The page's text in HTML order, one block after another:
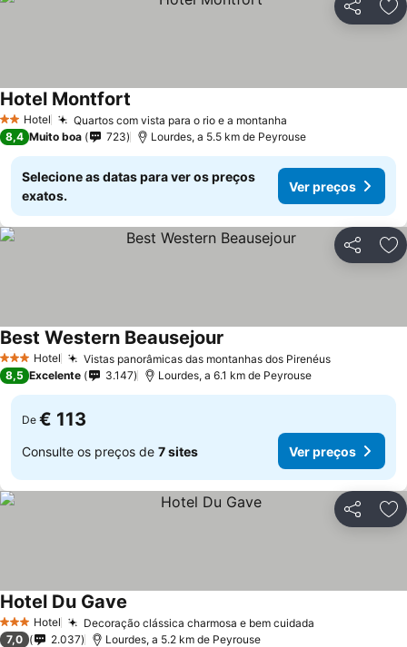
Partilhar
2 Estrelas
Hotel Quartos com vista para o rio e a montanha
Hotel Montfort
8,4 Muito boa 723 Lourdes, a 5.5 km de Peyrouse
Selecione as datas para ver os preços
exatos.
Ver preços
Partilhar
3 EstrelasHotel Vistas panorâmicas das montanhas dos Pirenéus
Best Western Beausejour
8,5 Excelente 3.147 Lourdes, a 6.1 km de Peyrouse
De € 113
Consulte os preços de 7 sites Ver preços
Partilhar
3 EstrelasHotel Decoração clássica charmosa e bem cuidada
Hotel Du Gave
7,0 2.037 Lourdes, a 5.2 km de Peyrouse